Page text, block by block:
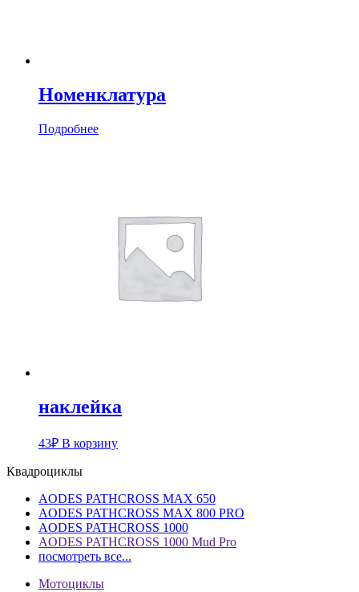
Номенклатура
Подробнее
наклейка
43₽ В корзину
Квадроциклы
AODES PATHCROSS MAX 650
AODES PATHCROSS MAX 800 PRO
AODES PATHCROSS 1000
AODES PATHCROSS 1000 Mud Pro
посмотреть все...
Мотоциклы